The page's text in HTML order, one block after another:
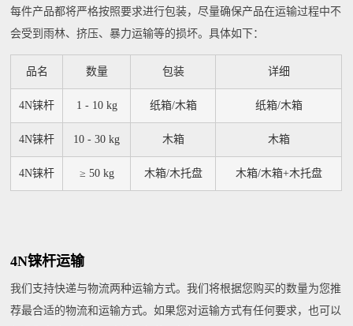
每件产品都将严格按照要求进行包装，尽量确保产品在运输过程中不
会受到雨林、挤压、暴力运输等的损坏。具体如下：
品名 数量 包装 详细
4N铼杆 1 - 10 kg 纸箱/木箱 纸箱/木箱
4N铼杆 10 - 30 kg 木箱 木箱
4N铼杆 ≥ 50 kg 木箱/木托盘 木箱/木箱+木托盘
4N铼杆运输
我们支持快递与物流两种运输方式。我们将根据您购买的数量为您推
荐最合适的物流和运输方式。如果您对运输方式有任何要求，也可以